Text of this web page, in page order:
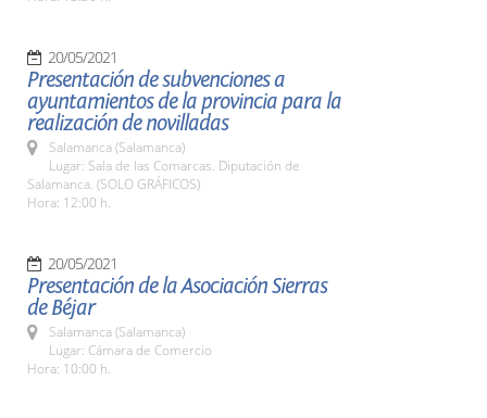
20/05/2021
Presentación de subvenciones a
ayuntamientos de la provincia para la
realización de novilladas
Salamanca (Salamanca)
Lugar: Sala de las Comarcas. Diputación de
Salamanca. (SOLO GRÁFICOS)
Hora: 12:00 h.
20/05/2021
Presentación de la Asociación Sierras
de Béjar
Salamanca (Salamanca)
Lugar: Cámara de Comercio
Hora: 10:00 h.